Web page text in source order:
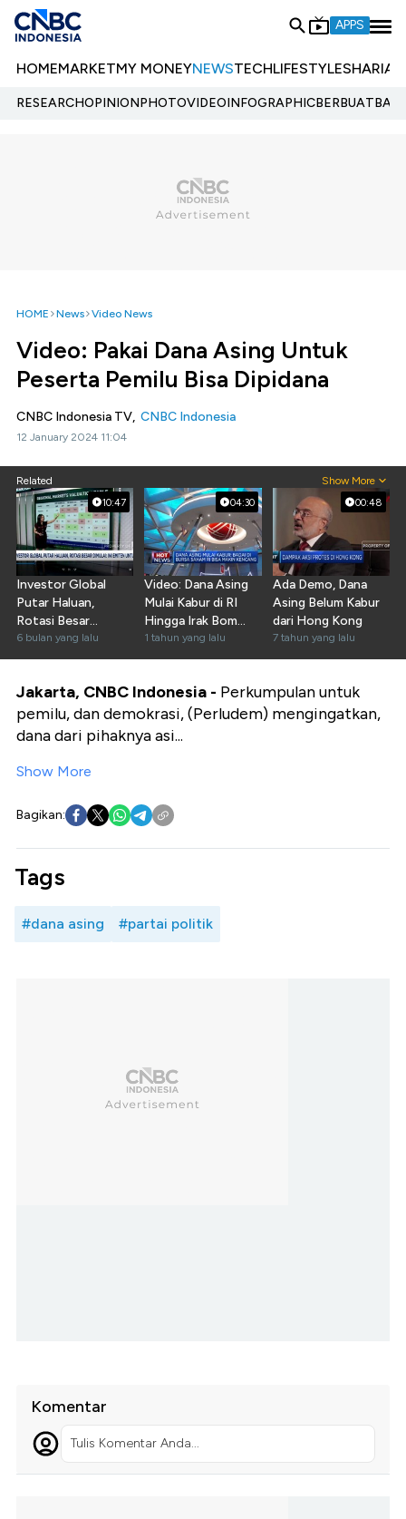
APPS
HOMEMARKETMY MONEYNEWSTECHLIFESTYLESHARIA
RESEARCHOPINIONPHOTOVIDEOINFOGRAPHIC
HOME News Video News
Video: Pakai Dana Asing Untuk
Peserta Pemilu Bisa Dipidana
CNBC Indonesia TV, CNBC Indonesia
12 January 2024 11:04
Related Show More
10:47
Investor Global
Putar Haluan,
Rotasi Besar
Dimulai: Ini Emiten
Untung
6 bulan yang lalu
04:30
Video: Dana Asing
Mulai Kabur di RI
Hingga Irak Bom
Pelabuhan Israel
1 tahun yang lalu
00:48
Ada Demo, Dana
Asing Belum Kabur
dari Hong Kong
7 tahun yang lalu
Jakarta, CNBC Indonesia - Perkumpulan untuk
pemilu, dan demokrasi, (Perludem) mengingatkan,
dana dari pihaknya asi...
Show More
Bagikan:
Tags
#dana asing #partai politik
Komentar
Tulis Komentar Anda...